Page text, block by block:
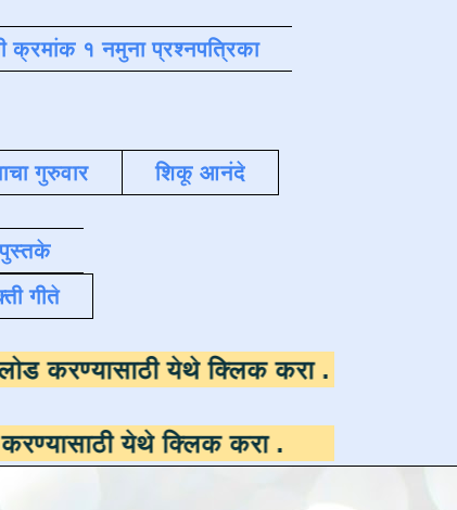
क्रमांक १ नमुना प्रश्नपत्रिका
गुरुवार शिकू आनंदे
गीते
,डाउनलोड करण्यासाठी येथे क्लिक करा
येथे क्लिक करा.